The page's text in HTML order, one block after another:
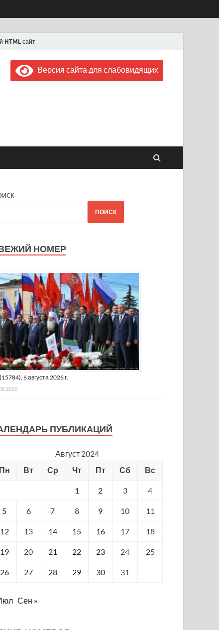
HTML сайт
Россия"
года
Версия сайта для слабовидящих
ПОИСК
НОМЕР
6 августа 2026 г.
ПУБЛИКАЦИЙ
Август 2024
Пн
Вт Ср Чт Пт Сб Вс
1 2 3 4
5 6 7 8 9 10 11
12 13 14 15 16 17 18
19 20 21 22 23 24 25
26 27 28 29 30 31
Сен »